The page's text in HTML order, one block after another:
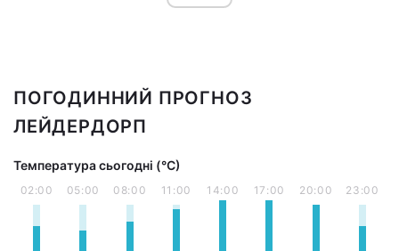
ПОГОДИННИЙ ПРОГНОЗ
ЛЕЙДЕРДОРП
Температура сьогодні (°С)
02:00 05:00 08:00 11:00 14:00 17:00 20:00 23:00